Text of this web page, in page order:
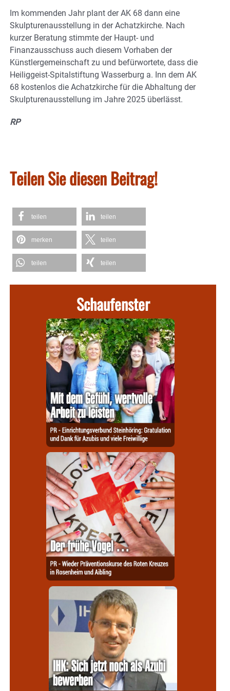
Im kommenden Jahr plant der AK 68 dann eine
Skulpturenausstellung in der Achatzkirche. Nach
kurzer Beratung stimmte der Haupt- und
Finanzausschuss auch diesem Vorhaben der
Künstlergemeinschaft zu und befürwortete, dass die
Heiliggeist-Spitalstiftung Wasserburg a. Inn dem AK
68 kostenlos die Achatzkirche für die Abhaltung der
Skulpturenausstellung im Jahre 2025 überlässt.
RP
Teilen Sie diesen Beitrag!
teilen teilen
merken teilen
teilen teilen
Schaufenster